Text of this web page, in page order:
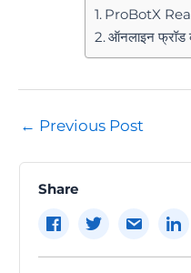
ProBotX
ऑनलाइन फ्रॉड
Post
← Previous Post
Share